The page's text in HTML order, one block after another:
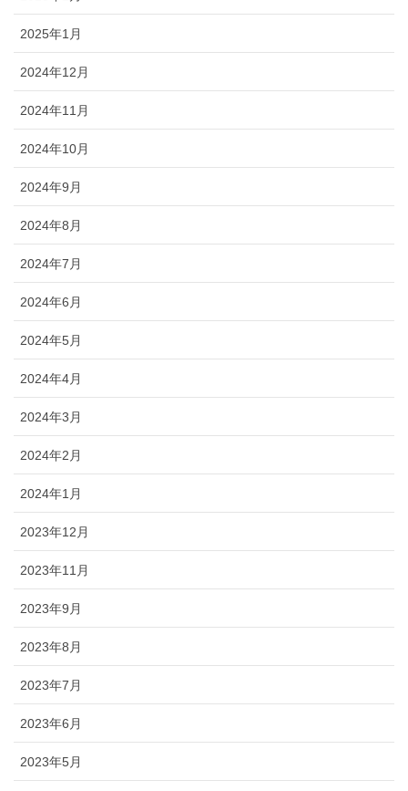
2025年1月
2024年12月
2024年11月
2024年10月
2024年9月
2024年8月
2024年7月
2024年6月
2024年5月
2024年4月
2024年3月
2024年2月
2024年1月
2023年12月
2023年11月
2023年9月
2023年8月
2023年7月
2023年6月
2023年5月